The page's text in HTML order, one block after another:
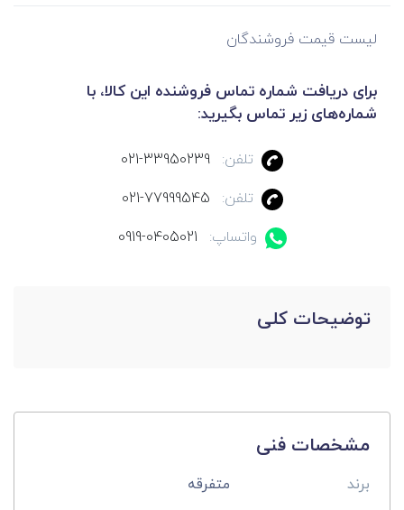
لیست قیمت فروشندگان
برای دریافت شماره تماس فروشنده این کالا، با
شماره‌های زیر تماس بگیرید:
تلفن:
021-33950239
تلفن:
021-77999545
واتساپ:
0919-0405021
توضیحات کلی
مشخصات فنی
برند متفرقه